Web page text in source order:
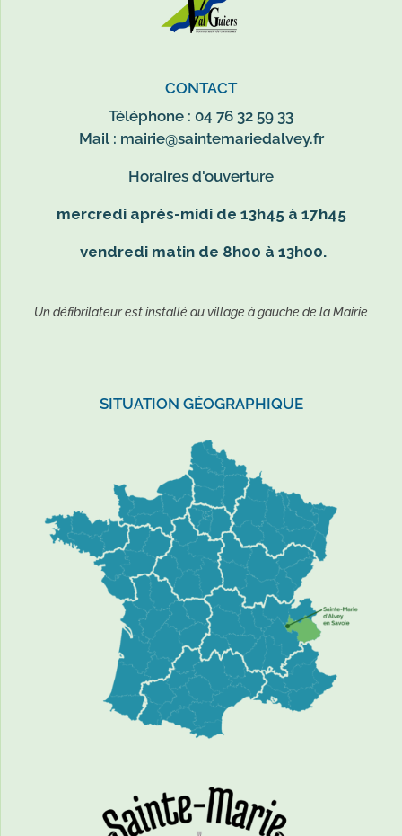
CONTACT
Téléphone : 04 76 32 59 33
Mail : mairie@saintemariedalvey.fr
Horaires d'ouverture
mercredi après-midi de 13h45 à 17h45
vendredi matin de 8h00 à 13h00.
Un défibrilateur est installé au village à gauche de la Mairie
SITUATION GÉOGRAPHIQUE